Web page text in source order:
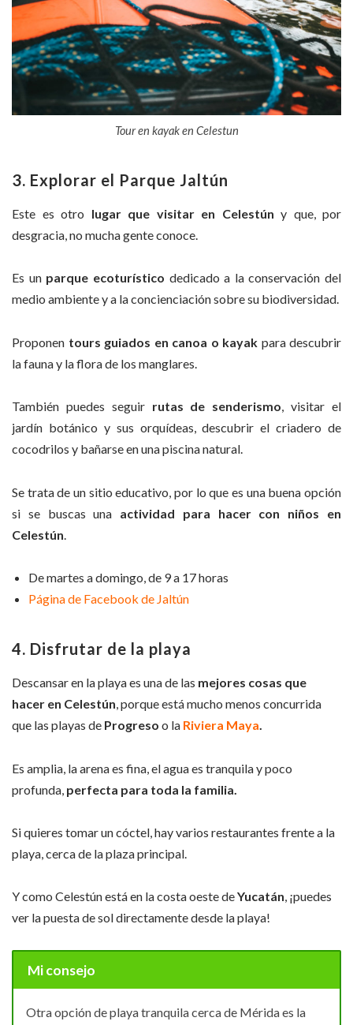
Tour en kayak en Celestun
3. Explorar el Parque Jaltún
Este es otro lugar que visitar en Celestún y que, por
desgracia, no mucha gente conoce.
Es un parque ecoturístico dedicado a la conservación del
medio ambiente y a la concienciación sobre su biodiversidad.
Proponen tours guiados en canoa o kayak para descubrir
la fauna y la flora de los manglares.
También puedes seguir rutas de senderismo, visitar el
jardín botánico y sus orquídeas, descubrir el criadero de
cocodrilos y bañarse en una piscina natural.
Se trata de un sitio educativo, por lo que es una buena opción
si se buscas una actividad para hacer con niños en
Celestún
De martes a domingo, de 9 a 17 horas
Página de Facebook de Jaltún
4. Disfrutar de la playa
Descansar en la playa es una de las mejores cosas que
hacer en Celestún, porque está mucho menos concurrida
que las playas de Progreso o la Riviera Maya.
Es amplia, la arena es fina, el agua es tranquila y poco
profunda, perfecta para toda la familia.
Si quieres tomar un cóctel, hay varios restaurantes frente a la
playa, cerca de la plaza principal.
Y como Celestún está en la costa oeste deYucatán, ¡puedes
ver la puesta de sol directamente desde la playa!
Mi consejo
Otra opción de playa tranquila cerca de Mérida es la